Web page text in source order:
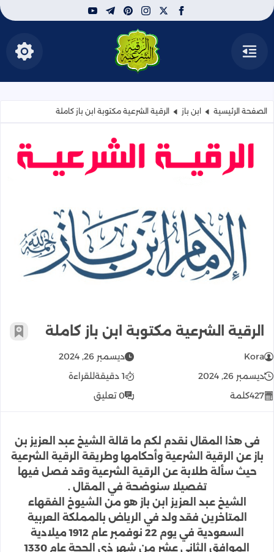
facebook
x
instagram
pinterest
telegram
youtube
القائمة الرقية الشرعية | إظهار
الصفحة الرئيسية ابن باز الرقية الشرعية مكتوبة ابن باز كاملة
الرقية الشرعية مكتوبة ابن باز كاملة
الرقية الشرعية مكتوبة ابن باز كاملة أضف
Kora
ديسمبر 26, 2024
ديسمبر 26, 2024
1 دقيقة
للقراءة
427كلمة 0 تعليق
فى هذا المقال نقدم لكم ما قالة الشيخ عبد العزيز بن
باز عن الرقية الشرعية وأحكامها وطريقة الرقية الشرعية
حيث سألة طلابة عن الرقية الشرعية وقد فصل فيها
تفصيلا سنوضحة في المقال .
الشيخ عبد العزيز ابن باز هو من الشيوخ الفقهاء
المتاخرين فقد ولد في الرياض بالمملكة العربية
السعودية في يوم 22 نوفمبر عام 1912 ميلادية
الموافق الثاني عشر من شهر ذى الحجة عام 1330